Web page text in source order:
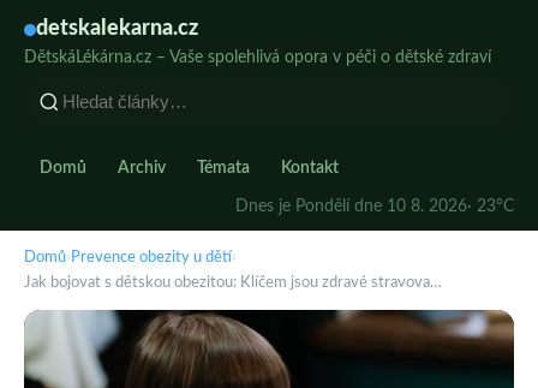
detskalekarna.cz
DětskáLékárna.cz – Vaše spolehlivá opora v péči o dětské zdraví
Domů Archiv Témata Kontakt
Dnes je Pondělí dne 10 8. 2026· 23°C
Domů› Prevence obezity u dětí›
Jak bojovat s dětskou obezitou: Klíčem jsou zdravé stravova…